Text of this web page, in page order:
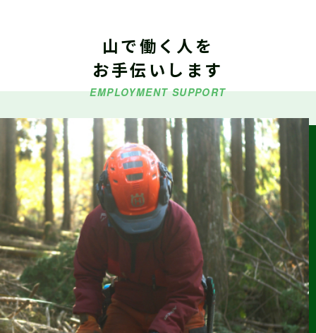
仕事ナビから
のお知らせ
令和８年度「林業就業支援講習」の受講生募集
2026.06.26
仕事ナビから
のお知らせ
9/5（土）『しずおか森林の仕事見学会（島田市）』参加受付
中（外部サイトに移行します）
2026.06.23
森の写真館か
らのお知らせ
【終了】森林写真コンクール/治山・林道等コンクール 受賞作
品展示中（富士川楽座４F フジヤマギャラリー）
2026.06.08 お知らせ
山で働く人を
お手伝いします
EMPLOYMENT SUPPORT